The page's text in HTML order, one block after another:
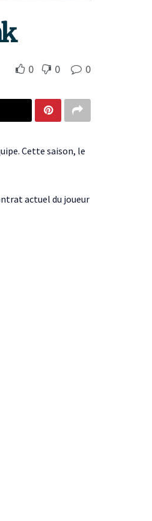
0 0 0
Cette saison, le
actuel du joueur